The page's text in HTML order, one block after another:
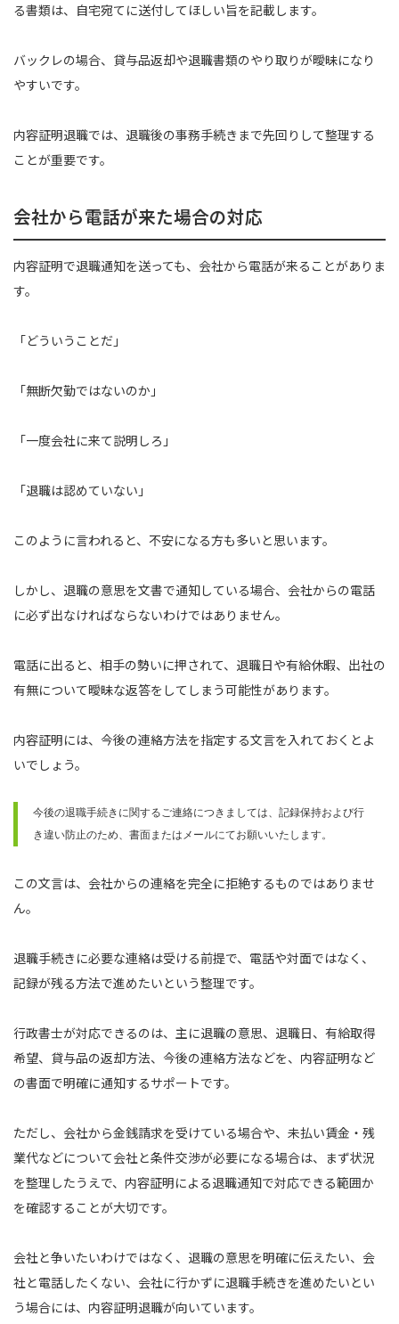
る書類は、自宅宛てに送付してほしい旨を記載します。
バックレの場合、貸与品返却や退職書類のやり取りが曖昧になり
やすいです。
内容証明退職では、退職後の事務手続きまで先回りして整理する
ことが重要です。
会社から電話が来た場合の対応
内容証明で退職通知を送っても、会社から電話が来ることがありま
す。
「どういうことだ」
「無断欠勤ではないのか」
「一度会社に来て説明しろ」
「退職は認めていない」
このように言われると、不安になる方も多いと思います。
しかし、退職の意思を文書で通知している場合、会社からの電話
に必ず出なければならないわけではありません。
電話に出ると、相手の勢いに押されて、退職日や有給休暇、出社の
有無について曖昧な返答をしてしまう可能性があります。
内容証明には、今後の連絡方法を指定する文言を入れておくとよ
いでしょう。
今後の退職手続きに関するご連絡につきましては、記録保持および行
き違い防止のため、書面またはメールにてお願いいたします。
この文言は、会社からの連絡を完全に拒絶するものではありませ
ん。
退職手続きに必要な連絡は受ける前提で、電話や対面ではなく、
記録が残る方法で進めたいという整理です。
行政書士が対応できるのは、主に退職の意思、退職日、有給取得
希望、貸与品の返却方法、今後の連絡方法などを、内容証明など
の書面で明確に通知するサポートです。
ただし、会社から金銭請求を受けている場合や、未払い賃金・残
業代などについて会社と条件交渉が必要になる場合は、まず状況
を整理したうえで、内容証明による退職通知で対応できる範囲か
を確認することが大切です。
会社と争いたいわけではなく、退職の意思を明確に伝えたい、会
社と電話したくない、会社に行かずに退職手続きを進めたいとい
う場合には、内容証明退職が向いています。